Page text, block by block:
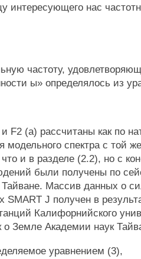
интересующего нас
частоту,
ы» определялось из
F2 (а) рассчитаны как по
модельного спектра с той
и в разделе (2.2), но с
были получены по
Массив данных о
SMART J получен в
Калифорнийского
о Земле Академии наук
уравнением (3),